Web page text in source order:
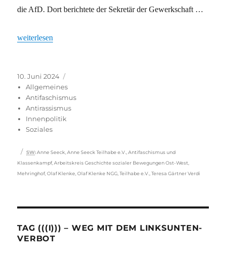
die AfD. Dort berichtete der Sekretär der Gewerkschaft …
„Die Gefahr in den Betrieben“
weiterlesen
Veröffentlicht
am
10. Juni 2024
Allgemeines
Antifaschismus
Antirassismus
Innenpolitik
Soziales
Schlagwörter
SW: Anne Seeck ,Anne Seeck Teilhabe e.V. ,Antifaschismus und
Klassenkampf,Arbeitskreis Geschichte sozialer Bewegungen Ost-West
Mehringhof,Olaf Klenke ,Olaf Klenke NGG ,Teilhabe e.V. ,Teresa Gärtner Verdi
TAG (((I))) – WEG MIT DEM LINKSUNTEN-
VERBOT